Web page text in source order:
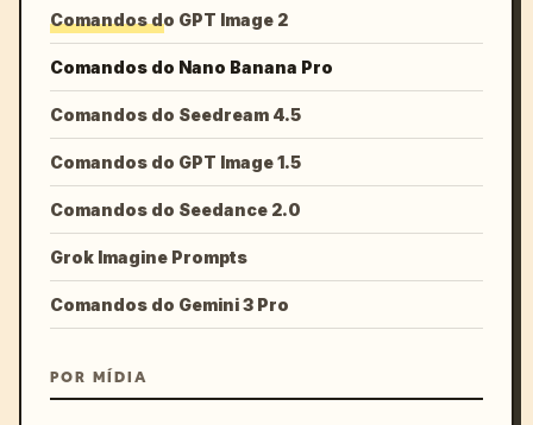
Comandos do GPT Image 2
Comandos do Nano Banana Pro
Comandos do Seedream 4.5
Comandos do GPT Image 1.5
Comandos do Seedance 2.0
Grok Imagine Prompts
Comandos do Gemini 3 Pro
POR MÍDIA